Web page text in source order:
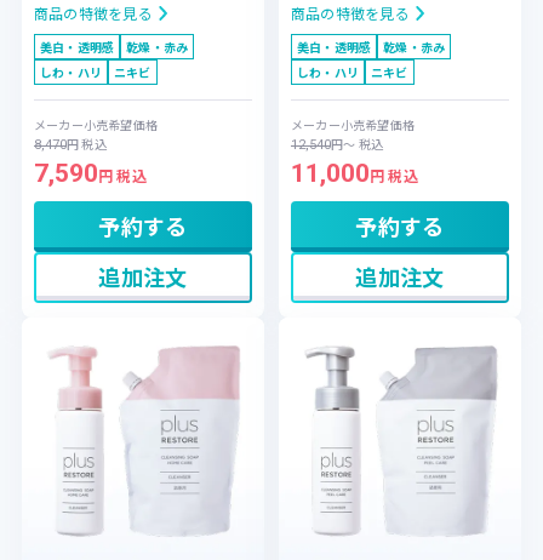
た、医療機関専売品ならではの
濃度と配合でケアする「本気の
美白対策セット」。メラニンの
生成を抑えるTAホワイトクリー
ムと、整肌成分ハイドロキノン
４％配合のナノHQクリームEXが
透明感のある肌に導きます。さ
らにブルーライトもカットする
UVローションの3点で、攻守ケ
アを実現します。
商品の特徴を見る
美白・透明感
乾燥・赤み
しわ・ハリ
ニキビ
メーカー小売希望価格
8,470円税込
7,590円 税込
予約する
追加注文
ーに最適な、プラスリストアの
基本アイテムを揃えたスタータ
ーセット。摩擦レスな「泡洗
顔」と、刺激をおさえながら透
明感を引き出す「トラネキサム
酸」(整肌成分)配合のセラム＆ク
リームを組み合わせました。
「肌の土台を整え、優しく守り
ながら美白を叶える」ことから
始められる、実力が備わったラ
インナップです。
商品の特徴を見る
美白・透明感
乾燥・赤み
しわ・ハリ
ニキビ
メーカー小売希望価格
12,540円～ 税込
11,000円 税込
予約する
追加注文